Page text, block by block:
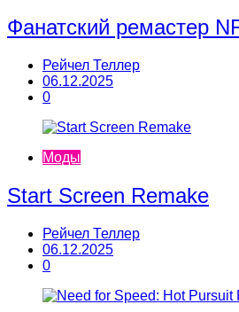
Фанатский ремастер
Рейчел Теллер
06.12.2025
0
Моды
Start Screen Remake
Рейчел Теллер
06.12.2025
0